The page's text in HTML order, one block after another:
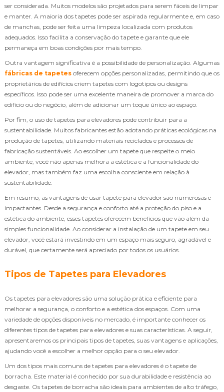
ser considerada. Muitos modelos são projetados para serem fáceis de limpar
e manter. A maioria dos tapetes pode ser aspirada regularmente e, em caso
de manchas, pode ser feita uma limpeza localizada com produtos
adequados. Isso facilita a conservação do tapete e garante que ele
permaneça em boas condições por mais tempo.
Outra vantagem significativa é a possibilidade de personalização. Algumas
fábricas de tapetes oferecem opções personalizadas, permitindo que os
proprietários de edifícios criem tapetes com logotipos ou designs
específicos. Isso pode ser uma excelente maneira de promover a marca do
edifício ou do negócio, além de adicionar um toque único ao espaço.
Por fim, o uso de tapetes para elevadores pode contribuir para a
sustentabilidade. Muitos fabricantes estão adotando práticas ecológicas na
produção de tapetes, utilizando materiais reciclados e processos de
fabricação sustentáveis. Ao escolher um tapete que respeite o meio
ambiente, você não apenas melhora a estética e a funcionalidade do
elevador, mas também faz uma escolha consciente em relação à
sustentabilidade.
Em resumo, as vantagens de usar tapete para elevador são numerosas e
impactantes. Desde a segurança e conforto até a proteção do piso e a
estética do ambiente, esses tapetes oferecem benefícios que vão além da
simples funcionalidade. Ao considerar a instalação de um tapete em seu
elevador, você estará investindo em um espaço mais seguro, agradável e
durável, que certamente será apreciado por todos os usuários.
Tipos de Tapetes para Elevadores
Os tapetes para elevadores são uma solução prática e eficiente para
melhorar a segurança, o conforto e a estética dos espaços. Com uma
variedade de opções disponíveis no mercado, é importante conhecer os
diferentes tipos de tapetes para elevadores e suas características. A seguir,
apresentaremos os principais tipos de tapetes, suas vantagens e aplicações,
ajudando você a escolher a melhor opção para o seu elevador.
Um dos tipos mais comuns de tapetes para elevadores é o tapete de
borracha. Este material é conhecido por sua durabilidade e resistência ao
desgaste. Os tapetes de borracha são ideais para ambientes de alto tráfego,